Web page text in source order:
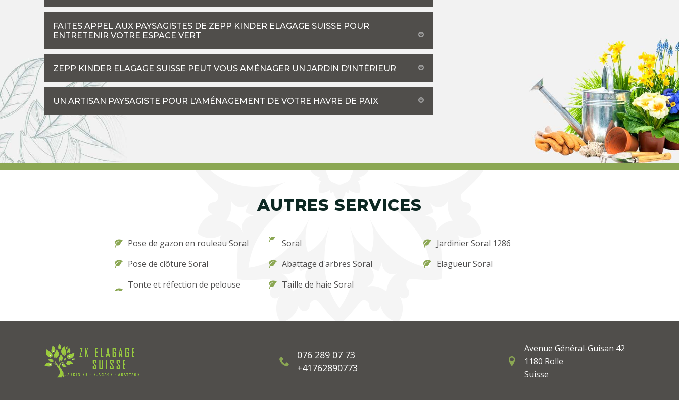
FAITES APPEL AUX PAYSAGISTES DE ZEPP KINDER ELAGAGE SUISSE POUR
ENTRETENIR VOTRE ESPACE VERT
ZEPP KINDER ELAGAGE SUISSE PEUT VOUS AMÉNAGER UN JARDIN D’INTÉRIEUR
UN ARTISAN PAYSAGISTE POUR L’AMÉNAGEMENT DE VOTRE HAVRE DE PAIX
AUTRES SERVICES
Pose de gazon en rouleau Soral
Pose de clôture Soral
Tonte et réfection de pelouse
Soral
Abattage d'arbres Soral
Taille de haie Soral
Jardinier Soral 1286
Elagueur Soral
076 289 07 73
+41762890773
Avenue Général-Guisan 42
1180 Rolle
Suisse